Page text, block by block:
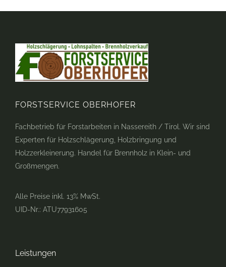
Leistungen
FORSTSERVICE OBERHOFER
Fachbetrieb für Forstarbeiten in Nassereith / Tirol. Wir sind
Experten für Holzschlägerung, Holzbringung und
Holzzerkleinerung. Handel für Brennholz in Klein- und
Großmengen.
Alle Preise inkl. 13% MwSt.
UID-Nr.: ATU77931605